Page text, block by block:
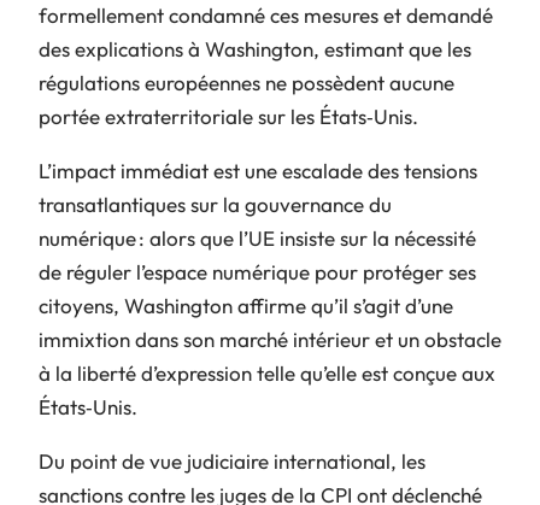
formellement condamné ces mesures et demandé
des explications à Washington, estimant que les
régulations européennes ne possèdent aucune
portée extraterritoriale sur les États‑Unis.
L’impact immédiat est une escalade des tensions
transatlantiques sur la gouvernance du
numérique : alors que l’UE insiste sur la nécessité
de réguler l’espace numérique pour protéger ses
citoyens, Washington affirme qu’il s’agit d’une
immixtion dans son marché intérieur et un obstacle
à la liberté d’expression telle qu’elle est conçue aux
États‑Unis.
Du point de vue judiciaire international, les
sanctions contre les juges de la CPI ont déclenché